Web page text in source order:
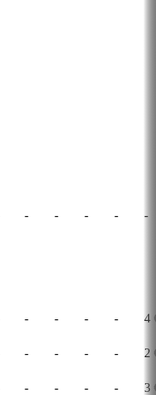
- - - - -
- - - -
4
- - - -
2
- - - -
3